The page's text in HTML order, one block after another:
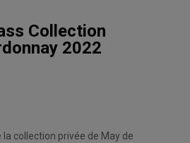
Collection
2022
collection privée de May de